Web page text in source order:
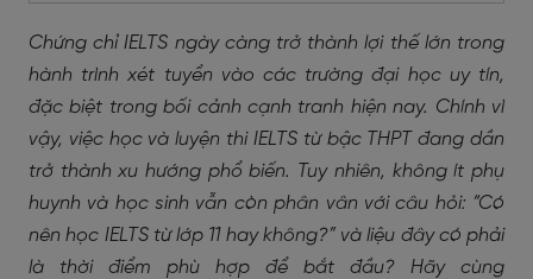
Chứng chỉ IELTS ngày càng trở thành lợi thế lớn trong
hành trình xét tuyển vào các trường đại học uy tín,
đặc biệt trong bối cảnh cạnh tranh hiện nay. Chính vì
vậy, việc học và luyện thi IELTS từ bậc THPT đang dần
trở thành xu hướng phổ biến. Tuy nhiên, không ít phụ
huynh và học sinh vẫn còn phân vân với câu hỏi: “Có
nên học IELTS từ lớp 11 hay không?” và liệu đây có phải
là thời điểm phù hợp để bắt đầu? Hãy cùng